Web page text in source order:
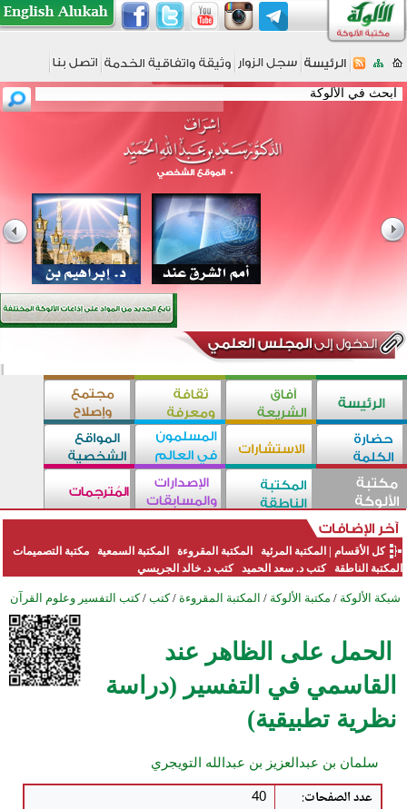
كل الأقسام المكتبة المرئية المكتبة المقروءة المكتبة السمعية
مكتبة التصميمات
المكتبة الناطقة
كتب د. سعد الحميد كتب د. خالد الجريسي
شبكة الألوكة / مكتبة الألوكة / المكتبة المقروءة / كتب / كتب التفسير وعلوم القرآن
الحمل على الظاهر عند
القاسمي في التفسير (دراسة
نظرية تطبيقية)
سلمان بن عبدالعزيز بن عبدالله التويجري
عدد الصفحات:
40